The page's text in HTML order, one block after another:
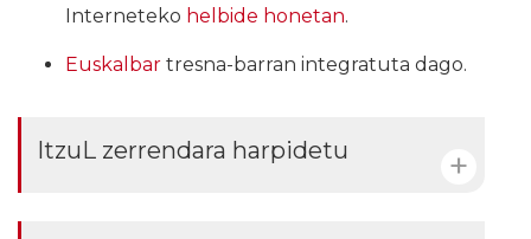
Interneteko helbide honetan.
Euskalbar tresna-barran integratuta dago.
ItzuL zerrendara harpidetu